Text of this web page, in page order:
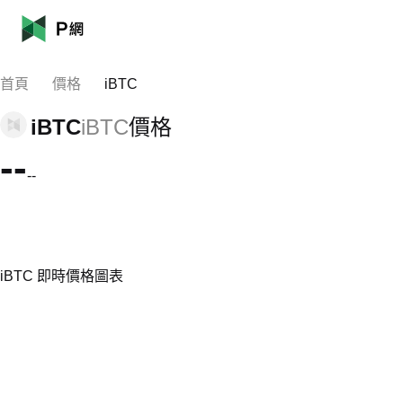
首頁 價格 iBTC
iBTCiBTC價格
----
iBTC 即時價格圖表